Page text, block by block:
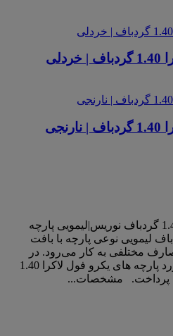
پارچه تریکو یکرو فول لاکرا 1.40 گردباف نوریس|لیمویی پارچه
فول لاکرا 1.40 گردباف لیمویی نوعی پارچه با بافت
مختلفی به کار می‌رود. در
ادامه به بررسی بیشتری در مورد پارچه های یکرو فول لاکرا 1.40
پرداخت. مشخصات...